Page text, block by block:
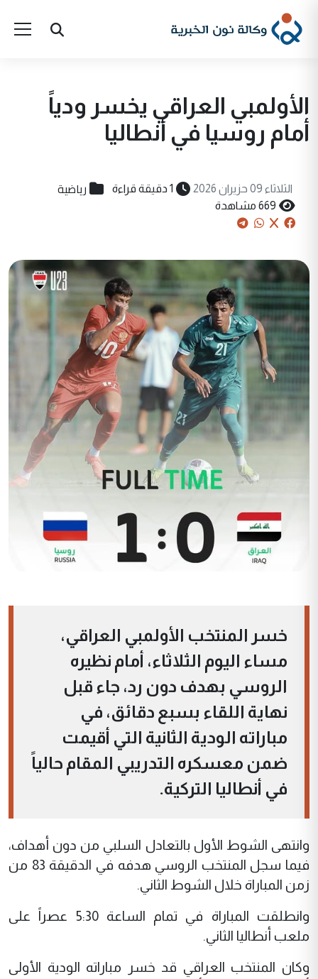
الأولمبي العراقي يخسر ودياً
أمام روسيا في أنطاليا
الثلاثاء 09 حزيران 2026 1 دقيقة قراءة رياضية
669 مشاهدة
خسر المنتخب الأولمبي العراقي،
مساء اليوم الثلاثاء، أمام نظيره
الروسي بهدف دون رد، جاء قبل
نهاية اللقاء بسبع دقائق، في
مباراته الودية الثانية التي أقيمت
ضمن معسكره التدريبي المقام حالياً
في أنطاليا التركية.
وانتهى الشوط الأول بالتعادل السلبي من دون أهداف،
فيما سجل المنتخب الروسي هدفه في الدقيقة 83 من
زمن المباراة خلال الشوط الثاني.
وانطلقت المباراة في تمام الساعة 5:30 عصراً على
ملعب أنطاليا الثاني.
وكان المنتخب العراقي قد خسر مباراته الودية الأولى